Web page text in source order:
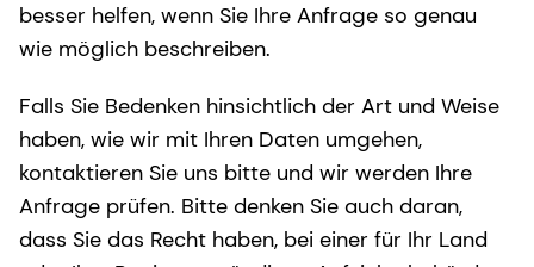
besser helfen, wenn Sie Ihre Anfrage so genau
wie möglich beschreiben.
Falls Sie Bedenken hinsichtlich der Art und Weise
haben, wie wir mit Ihren Daten umgehen,
kontaktieren Sie uns bitte und wir werden Ihre
Anfrage prüfen. Bitte denken Sie auch daran,
dass Sie das Recht haben, bei einer für Ihr Land